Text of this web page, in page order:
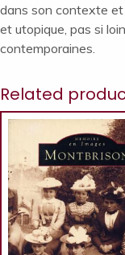
dans son contexte
et utopique, pas si
contemporaines.
Related